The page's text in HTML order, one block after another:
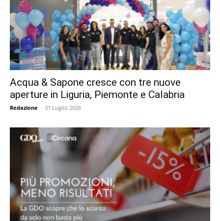
Acqua & Sapone cresce con tre nuove
aperture in Liguria, Piemonte e Calabria
Redazione - 31 Luglio 2026